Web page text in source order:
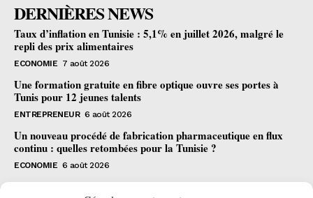
DERNIÈRES NEWS
Taux d’inflation en Tunisie : 5,1% en juillet 2026, malgré le
repli des prix alimentaires
ECONOMIE 7 août 2026
Une formation gratuite en fibre optique ouvre ses portes à
Tunis pour 12 jeunes talents
ENTREPRENEUR 6 août 2026
Un nouveau procédé de fabrication pharmaceutique en flux
continu : quelles retombées pour la Tunisie ?
ECONOMIE 6 août 2026